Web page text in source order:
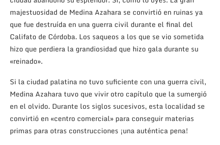
majestuosidad de Medina Azahara se convirtió en ruinas ya
que fue destruída en una guerra civil durante el final del
Califato de Córdoba. Los saqueos a los que se vio sometida
hizo que perdiera la grandiosidad que hizo gala durante su
«reinado».
Si la ciudad palatina no tuvo suficiente con una guerra civil,
Medina Azahara tuvo que vivir otro capítulo que la sumergió
en el olvido. Durante los siglos sucesivos, esta localidad se
convirtió en «centro comercial» para conseguir materias
primas para otras construcciones ¡una auténtica pena!